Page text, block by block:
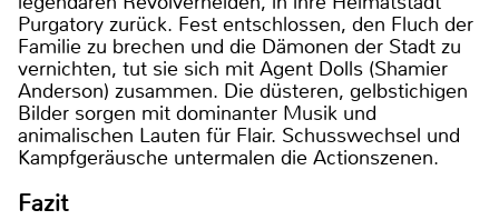
Purgatory zurück. Fest entschlossen, den Fluch der
Familie zu brechen und die Dämonen der Stadt zu
vernichten, tut sie sich mit Agent Dolls (Shamier
Anderson) zusammen. Die düsteren, gelbstichigen
Bilder sorgen mit dominanter Musik und
animalischen Lauten für Flair. Schusswechsel und
Kampfgeräusche untermalen die Actionszenen.
Fazit